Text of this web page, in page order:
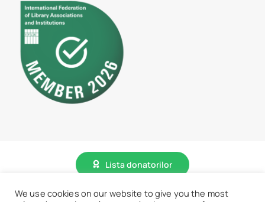
Lista donatorilor
We use cookies on our website to give you the most